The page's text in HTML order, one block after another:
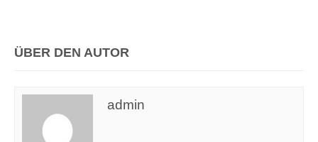
ÜBER DEN AUTOR
admin